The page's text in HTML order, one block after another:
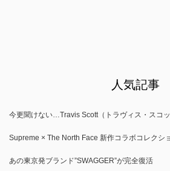
人気記事
今更聞けない…Travis Scott（トラヴィス・スコ
Supreme × The North Face 新作コラボコレクシ
あの東京発ブランド”SWAGGER”が完全復活